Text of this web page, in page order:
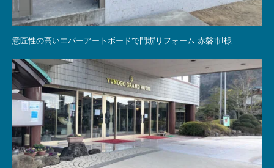
意匠性の高いエバーアートボードで門塀リフォーム 赤磐市I様